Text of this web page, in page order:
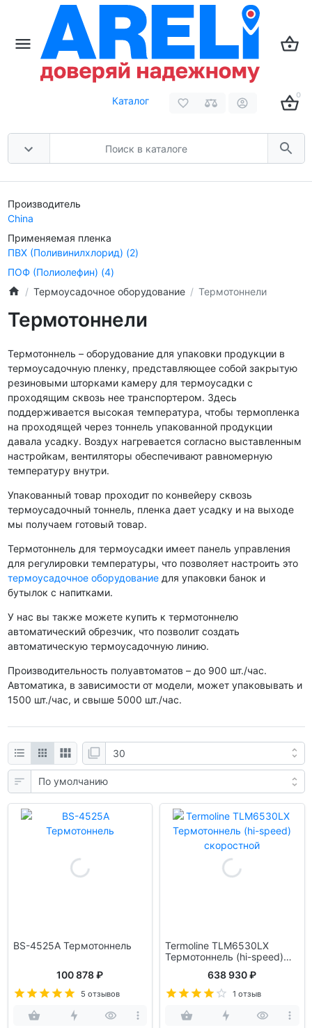
Каталог 0
Производитель
China
Применяемая пленка
ПВХ (Поливинилхлорид) (2)
ПОФ (Полиолефин) (4)
Термоусадочное оборудование
Термотоннели
Термотоннели
Термотоннель – оборудование для упаковки продукции в
термоусадочную пленку, представляющее собой закрытую
резиновыми шторками камеру для термоусадки с
проходящим сквозь нее транспортером. Здесь
поддерживается высокая температура, чтобы термопленка
на проходящей через тоннель упакованной продукции
давала усадку. Воздух нагревается согласно выставленным
настройкам, вентиляторы обеспечивают равномерную
температуру внутри.
Упакованный товар проходит по конвейеру сквозь
термоусадочный тоннель, пленка дает усадку и на выходе
мы получаем готовый товар.
Термотоннель для термоусадки имеет панель управления
для регулировки температуры, что позволяет настроить это
термоусадочное оборудованиедля упаковки банок и
бутылок с напитками.
У нас вы также можете купить к термотоннелю
автоматический обрезчик, что позволит создать
автоматическую термоусадочную линию.
Производительность полуавтоматов – до 900 шт./час.
Автоматика, в зависимости от модели, может упаковывать и
1500 шт./час, и свыше 5000 шт./час.
BS-4525A Термотоннель
100 878 ₽
5 отзывов
Termoline TLM6530LX
Термотоннель (hi-speed)
638 930 ₽
1 отзыв